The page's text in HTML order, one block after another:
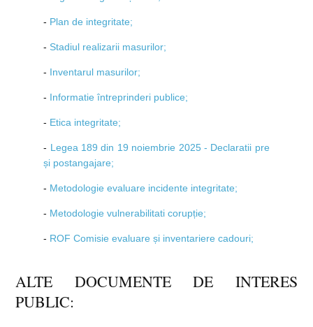
- Plan de integritate;
- Stadiul realizarii masurilor;
- Inventarul masurilor;
- Informatie întreprinderi publice;
- Etica integritate;
- Legea 189 din 19 noiembrie 2025 - Declaratii pre
și postangajare;
- Metodologie evaluare incidente integritate;
- Metodologie vulnerabilitati corupție;
- ROF Comisie evaluare și inventariere cadouri;
ALTE DOCUMENTE DE INTERES
PUBLIC: